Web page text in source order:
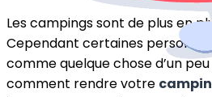
Les campings sont de plus en
Cependant certaines
comme quelque chose d’un peu
comment rendre votre